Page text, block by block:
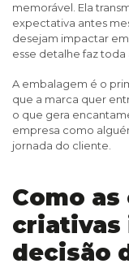
memorável. Ela
expectativa antes
desejam impactar
esse detalhe faz toda
A embalagem é o
que a marca quer
o que gera
empresa como
jornada do cliente.
Como
criativas
decisão